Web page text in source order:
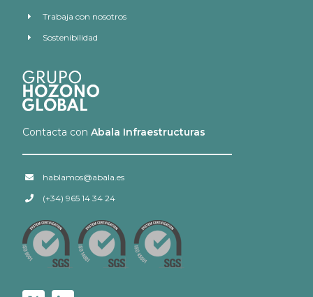
Trabaja con nosotros
Sostenibilidad
Contacta con Abala Infraestructuras
hablamos@abala.es
(+34) 965 14 34 24